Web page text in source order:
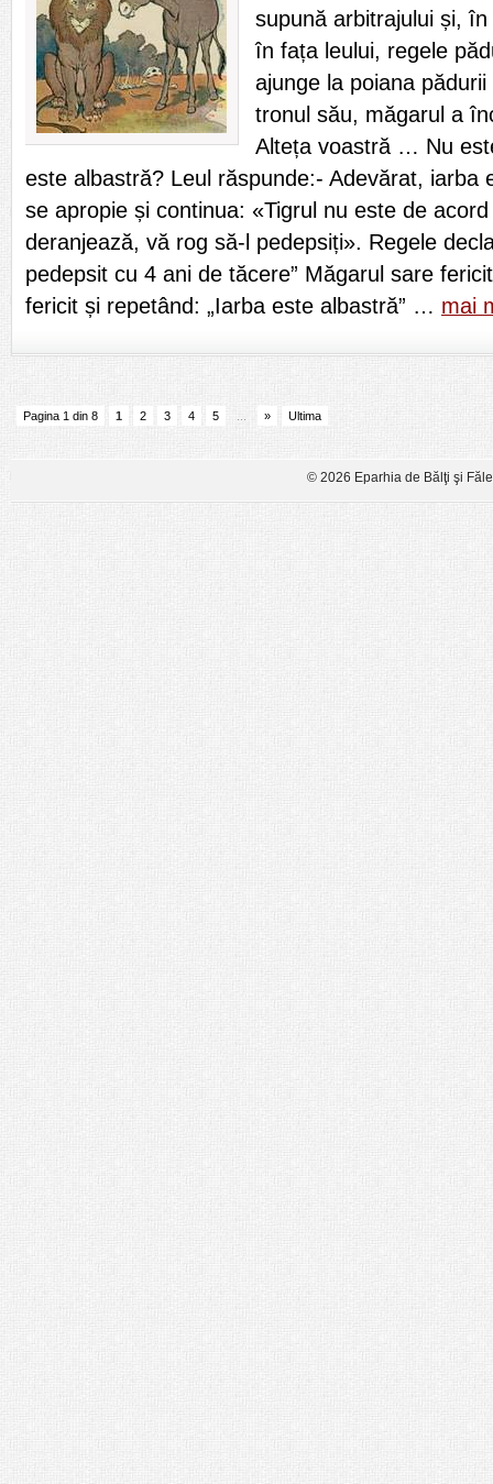
supună arbitrajului și,
în fața leului, regele
ajunge la poiana
tronul său, măgarul a
Alteța voastră … Nu
este albastră? Leul răspunde:- Adevărat, iarba
se apropie și continua: «Tigrul nu este de
deranjează, vă rog să-l pedepsiți». Regele
pedepsit cu 4 ani de tăcere” Măgarul sare
fericit și repetând: „Iarba este albastră” … mai
Pagina 1 din 8 1 2 3 4 5 » Ultima
© 2026 Eparhia de Bălţi şi